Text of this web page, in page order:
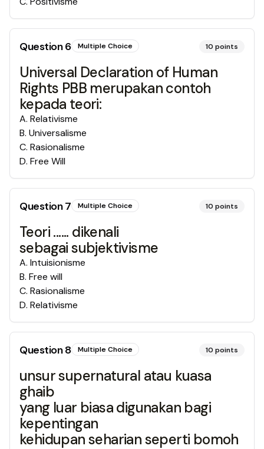
Question6 Multiple Choice 10 points
Universal Declaration of Human
Rights PBB merupakan contoh
kepada teori:
A. Relativisme
B. Universalisme
C. Rasionalisme
D. Free Will
Question7 Multiple Choice 10 points
Teori ...... dikenali
sebagai subjektivisme
A. Intuisionisme
B. Free will
C. Rasionalisme
D. Relativisme
Question8 Multiple Choice 10 points
unsur supernatural atau kuasa
ghaib
yang luar biasa digunakan bagi
kepentingan
kehidupan seharian seperti bomoh